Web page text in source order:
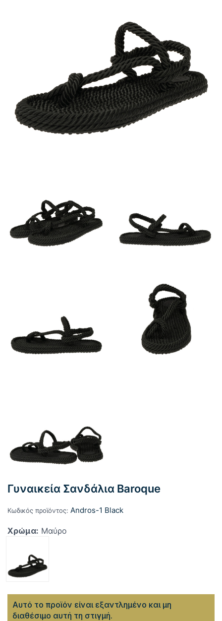
Γυναικεία Σανδάλια Baroque
Κωδικός προϊόντος: Andros-1 Black
Χρώμα: Μαύρο
Αυτό το προϊόν είναι εξαντλημένο και μη
διαθέσιμο αυτή τη στιγμή.